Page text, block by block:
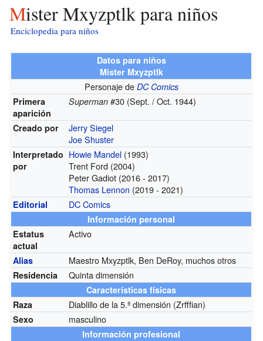
Mister Mxyzptlk para niños
Enciclopedia para niños
Datos para niños
Mister Mxyzptlk
Personaje de DC Comics
Primera
aparición
Superman #30 (Sept. / Oct. 1944)
Creado por
Jerry Siegel
Joe Shuster
Interpretado
por
Howie Mandel (1993)
Trent Ford (2004)
Peter Gadiot (2016 - 2017)
Thomas Lennon (2019 - 2021)
Editorial DC Comics
Información personal
Estatus
actual
Activo
Alias Maestro Mxyzptlk, Ben DeRoy, muchos otros
Residencia Quinta dimensión
Características físicas
Raza
Diablillo de la 5.ª dimensión (Zrfffian)
Sexo masculino
Información profesional